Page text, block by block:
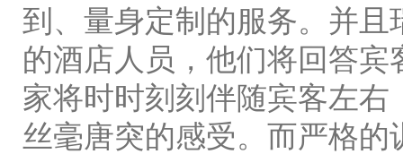
到、量身定制的服务。并
的酒店人员，他们将回答
家将时时刻刻伴随宾客左
丝毫唐突的感受。而严格